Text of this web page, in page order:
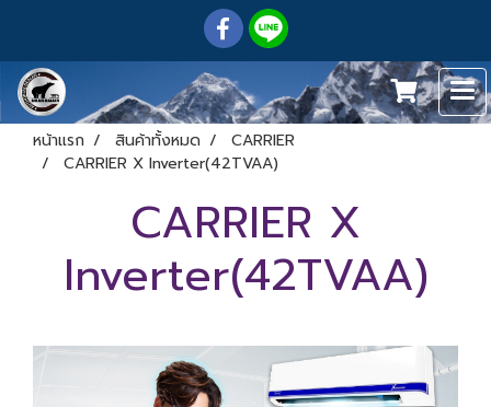
หน้าแรก สินค้าทั้งหมด
CARRIER
CARRIER X Inverter(42TVAA)
CARRIER X
Inverter(42TVAA)